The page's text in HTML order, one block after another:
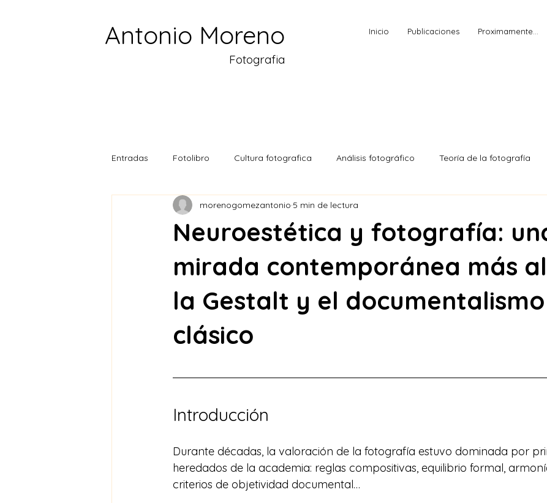
Antonio Moreno
Fotografia
Inicio Publicaciones Proximamente...
Entradas Fotolibro Cultura fotografica Análisis fotográfico Teoría de la fotografía
Neuroestética y fotografía:
mirada contemporánea más
la Gestalt y el documentalismo
clásico
morenogomezantonio 5 min de lectura
Introducción
Durante décadas, la valoración de la fotografía estuvo dominada por
heredados de la academia: reglas compositivas, equilibrio formal,
criterios de objetividad documental…